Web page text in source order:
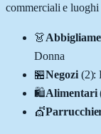
commerciali e luoghi
👗
Donna
🏪Negozi (2):
🛍️Alimentari
💇